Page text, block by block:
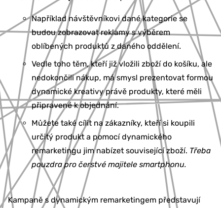
Například návštěvníkovi dané kategorie se
budou zobrazovat reklamy s výběrem
oblíbených produktů z daného oddělení.
Vedle toho těm, kteří již vložili zboží do košíku, ale
nedokončili nákup, má smysl prezentovat formou
dynamické kreativy právě produkty, které měli
připravené k objednání.
Můžete také cílit na zákazníky, kteří si koupili
určitý produkt a pomocí dynamického
remarketingu jim nabízet související zboží. Třeba
pouzdra pro čerstvé majitele smartphonu.
Kampaně s dynamickým remarketingem představují